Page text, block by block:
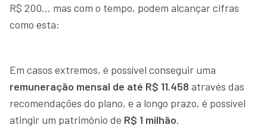
R$ 200… mas com o tempo, podem alcançar cifras
como esta:
Em casos extremos, é possível conseguir uma
remuneração mensal de até R$ 11.458 através das
recomendações do plano, e a longo prazo, é possível
atingir um patrimônio de R$ 1 milhão.